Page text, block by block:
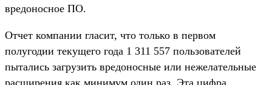
вредоносное ПО.
Отчет компании гласит, что только в первом
полугодии текущего года 1 311 557 пользователей
пытались загрузить вредоносные или нежелательные
расширения как минимум один раз. Эта цифра